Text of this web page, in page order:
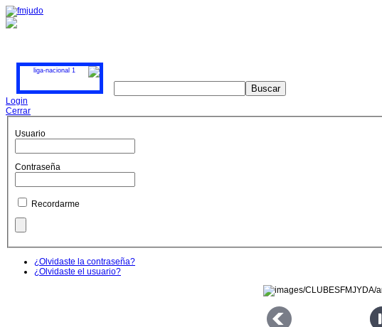
Login
Cerrar
Usuario
Contraseña
Recordarme
¿Olvidaste la contraseña?
¿Olvidaste el usuario?